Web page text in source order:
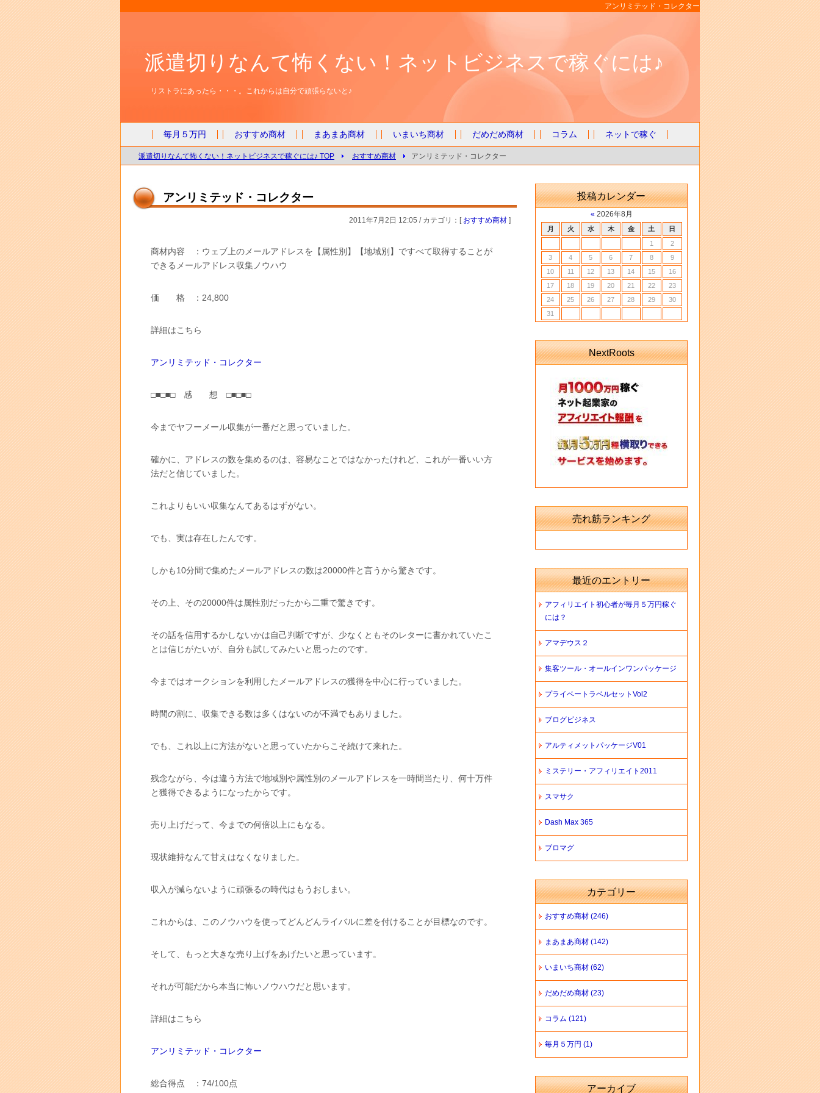
アンリミテッド・コレクター
派遣切りなんて怖くない！ネットビジネスで稼ぐには♪
リストラにあったら・・・。これからは自分で頑張らないと♪
毎月５万円 おすすめ商材 まあまあ商材 いまいち商材 だめだめ商材 コラム ネットで稼ぐ
派遣切りなんて怖くない！ネットビジネスで稼ぐには♪ TOP おすすめ商材 アンリミテッド・コレクター
アンリミテッド・コレクター
2011年7月2日 12:05 / カテゴリ：[ おすすめ商材 ]
商材内容 ：ウェブ上のメールアドレスを【属性別】【地域別】ですべて取得することが
できるメールアドレス収集ノウハウ
価 格 ：24,800
詳細はこちら
アンリミテッド・コレクター
□■□■□ 感 想 □■□■□
今までヤフーメール収集が一番だと思っていました。
確かに、アドレスの数を集めるのは、容易なことではなかったけれど、これが一番いい方
法だと信じていました。
これよりもいい収集なんてあるはずがない。
でも、実は存在したんです。
しかも10分間で集めたメールアドレスの数は20000件と言うから驚きです。
その上、その20000件は属性別だったから二重で驚きです。
その話を信用するかしないかは自己判断ですが、少なくともそのレターに書かれていたこ
とは信じがたいが、自分も試してみたいと思ったのです。
今まではオークションを利用したメールアドレスの獲得を中心に行っていました。
時間の割に、収集できる数は多くはないのが不満でもありました。
でも、これ以上に方法がないと思っていたからこそ続けて来れた。
残念ながら、今は違う方法で地域別や属性別のメールアドレスを一時間当たり、何十万件
と獲得できるようになったからです。
売り上げだって、今までの何倍以上にもなる。
現状維持なんて甘えはなくなりました。
収入が減らないように頑張るの時代はもうおしまい。
これからは、このノウハウを使ってどんどんライバルに差を付けることが目標なのです。
そして、もっと大きな売り上げをあげたいと思っています。
それが可能だから本当に怖いノウハウだと思います。
詳細はこちら
アンリミテッド・コレクター
総合得点 ：74/100点
投稿カレンダー
« 2026年8月
月 火 水 木 金 土
日
1
2
3
4 5 6 7 8
9
10
11 12 13 14 15
16
17
18 19 20 21 22
23
24
25 26 27 28 29
30
31
NextRoots
売れ筋ランキング
最近のエントリー
アフィリエイト初心者が毎月５万円稼ぐ
には？
アマデウス２
集客ツール・オールインワンパッケージ
プライベートラベルセットVol2
ブログビジネス
アルティメットパッケージV01
ミステリー・アフィリエイト2011
スマサク
Dash Max 365
ブロマグ
カテゴリー
おすすめ商材 (246)
まあまあ商材 (142)
いまいち商材 (62)
だめだめ商材 (23)
コラム (121)
毎月５万円 (1)
アーカイブ